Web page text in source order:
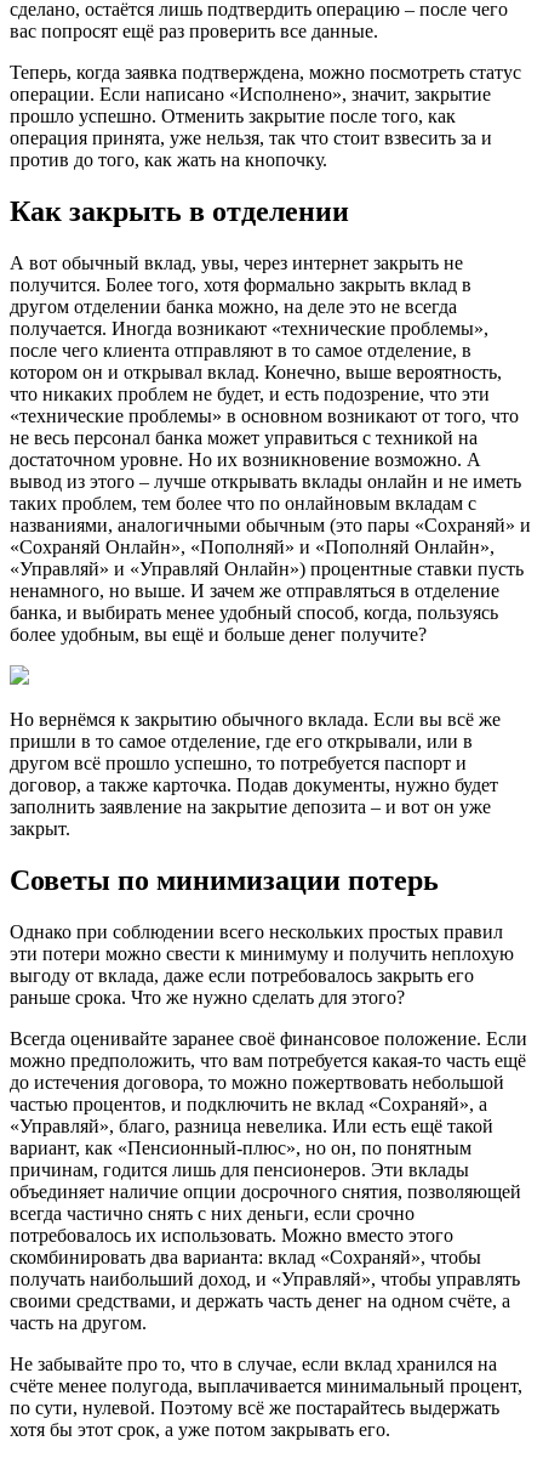
сделано, остаётся лишь подтвердить операцию – после чего
вас попросят ещё раз проверить все данные.
Теперь, когда заявка подтверждена, можно посмотреть статус
операции. Если написано «Исполнено», значит, закрытие
прошло успешно. Отменить закрытие после того, как
операция принята, уже нельзя, так что стоит взвесить за и
против до того, как жать на кнопочку.
Как закрыть в отделении
А вот обычный вклад, увы, через интернет закрыть не
получится. Более того, хотя формально закрыть вклад в
другом отделении банка можно, на деле это не всегда
получается. Иногда возникают «технические проблемы»,
после чего клиента отправляют в то самое отделение, в
котором он и открывал вклад. Конечно, выше вероятность,
что никаких проблем не будет, и есть подозрение, что эти
«технические проблемы» в основном возникают от того, что
не весь персонал банка может управиться с техникой на
достаточном уровне. Но их возникновение возможно. А
вывод из этого – лучше открывать вклады онлайн и не иметь
таких проблем, тем более что по онлайновым вкладам с
названиями, аналогичными обычным (это пары «Сохраняй» и
«Сохраняй Онлайн», «Пополняй» и «Пополняй Онлайн»,
«Управляй» и «Управляй Онлайн») процентные ставки пусть
ненамного, но выше. И зачем же отправляться в отделение
банка, и выбирать менее удобный способ, когда, пользуясь
более удобным, вы ещё и больше денег получите?
Но вернёмся к закрытию обычного вклада. Если вы всё же
пришли в то самое отделение, где его открывали, или в
другом всё прошло успешно, то потребуется паспорт и
договор, а также карточка. Подав документы, нужно будет
заполнить заявление на закрытие депозита – и вот он уже
закрыт.
Советы по минимизации потерь
Однако при соблюдении всего нескольких простых правил
эти потери можно свести к минимуму и получить неплохую
выгоду от вклада, даже если потребовалось закрыть его
раньше срока. Что же нужно сделать для этого?
Всегда оценивайте заранее своё финансовое положение. Если
можно предположить, что вам потребуется какая-то часть ещё
до истечения договора, то можно пожертвовать небольшой
частью процентов, и подключить не вклад «Сохраняй», а
«Управляй», благо, разница невелика. Или есть ещё такой
вариант, как «Пенсионный-плюс», но он, по понятным
причинам, годится лишь для пенсионеров. Эти вклады
объединяет наличие опции досрочного снятия, позволяющей
всегда частично снять с них деньги, если срочно
потребовалось их использовать. Можно вместо этого
скомбинировать два варианта: вклад «Сохраняй», чтобы
получать наибольший доход, и «Управляй», чтобы управлять
своими средствами, и держать часть денег на одном счёте, а
часть на другом.
Не забывайте про то, что в случае, если вклад хранился на
счёте менее полугода, выплачивается минимальный процент,
по сути, нулевой. Поэтому всё же постарайтесь выдержать
хотя бы этот срок, а уже потом закрывать его.